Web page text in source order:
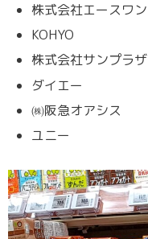
株式会社エースワン
KOHYO
株式会社サンプラザ
ダイエー
㈱阪急オアシス
ユニー